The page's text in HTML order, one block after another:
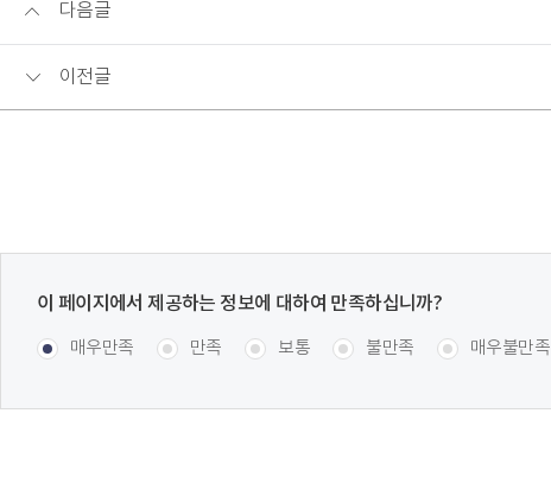
다음글
이전글
이
제공하는
콘텐츠 만족도 조사 .43점 / 명 참여]
매우만족 만족 보통 불만족 매우불만족